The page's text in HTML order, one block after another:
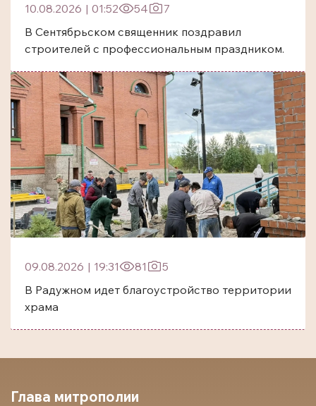
10.08.2026 | 01:52 54
7
В Сентябрьском священник поздравил
строителей с профессиональным праздником.
09.08.2026 | 19:31 81
5
В Радужном идет благоустройство территории
храма
Глава митрополии